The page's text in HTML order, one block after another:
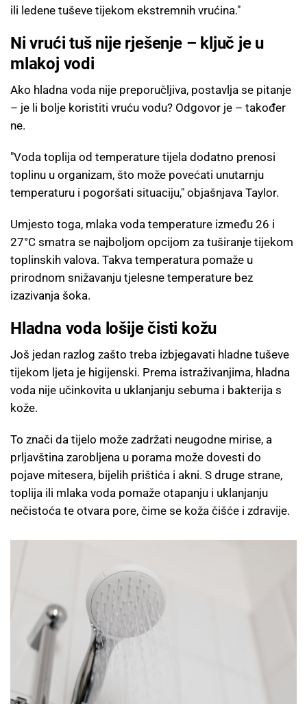
ili ledene tuševe tijekom ekstremnih vrućina."
Ni vrući tuš nije rješenje – ključ je u
mlakoj vodi
Ako hladna voda nije preporučljiva, postavlja se pitanje
– je li bolje koristiti vruću vodu? Odgovor je – također
ne.
"Voda toplija od temperature tijela dodatno prenosi
toplinu u organizam, što može povećati unutarnju
temperaturu i pogoršati situaciju," objašnjava Taylor.
Umjesto toga, mlaka voda temperature između 26 i
27°C smatra se najboljom opcijom za tuširanje tijekom
toplinskih valova. Takva temperatura pomaže u
prirodnom snižavanju tjelesne temperature bez
izazivanja šoka.
Hladna voda lošije čisti kožu
Još jedan razlog zašto treba izbjegavati hladne tuševe
tijekom ljeta je higijenski. Prema istraživanjima, hladna
voda nije učinkovita u uklanjanju sebuma i bakterija s
kože.
To znači da tijelo može zadržati neugodne mirise, a
prljavština zarobljena u porama može dovesti do
pojave mitesera, bijelih prištića i akni. S druge strane,
toplija ili mlaka voda pomaže otapanju i uklanjanju
nečistoća te otvara pore, čime se koža čišće i zdravije.